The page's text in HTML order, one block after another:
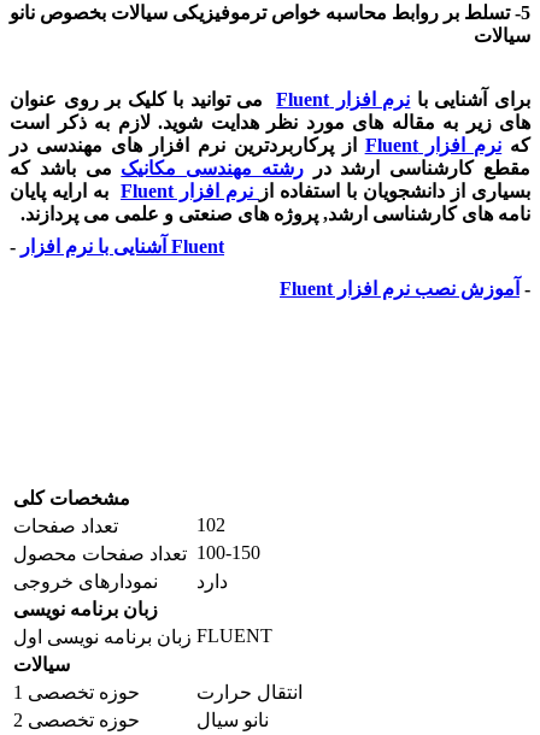
5- تسلط بر روابط محاسبه خواص ترموفیزیکی سیالات بخصوص نانو
سیالات
برای آشنایی با نرم افزار Fluent
می توانید با کلیک بر روی عنوان
های زیر به مقاله های مورد نظر هدایت شوید. لازم به ذکر است
که نرم افزار Fluent
از پرکاربردترین نرم افزار های مهندسی در
مقطع کارشناسی ارشد دررشته مهندسی مکانیک می باشد که
بسیاری از دانشجویان با استفاده از نرم افزار Fluent
به ارایه پایان
نامه های کارشناسی ارشد, پروژه های صنعتی و علمی می پردازند.
-
آشنایی با نرم افزار Fluent
- آموزش نصب نرم افزار Fluent
مشخصات کلی
تعداد صفحات
102
تعداد صفحات محصول 100-150
نمودارهای خروجی
دارد
زبان برنامه نویسی
زبان برنامه نویسی اول FLUENT
سیالات
حوزه تخصصی 1
انتقال حرارت
حوزه تخصصی 2
نانو سیال